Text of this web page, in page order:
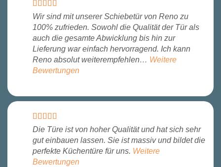
Wir sind mit unserer Schiebetür von Reno zu
100% zufrieden. Sowohl die Qualität der Tür als
auch die gesamte Abwicklung bis hin zur
Lieferung war einfach hervorragend. Ich kann
Reno absolut weiterempfehlen… Weitere
Bewertungen
Die Türe ist von hoher Qualität und hat sich sehr
gut einbauen lassen. Sie ist massiv und bildet die
perfekte Küchentüre für uns. Weitere
Bewertungen